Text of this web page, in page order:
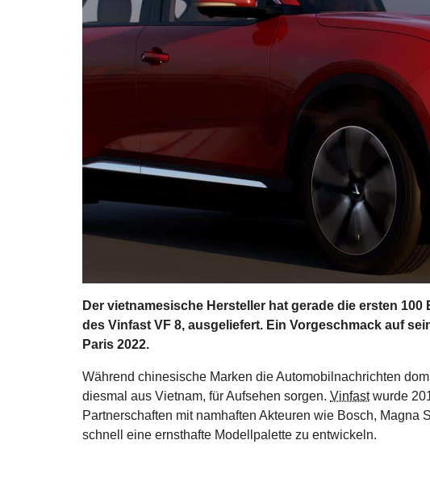
Der vietnamesische Hersteller hat gerade die ersten
des Vinfast VF 8, ausgeliefert. Ein Vorgeschmack auf
Paris 2022.
Während chinesische Marken die Automobilnachrichten
diesmal aus Vietnam, für Aufsehen sorgen. Vinfastwurde
Partnerschaften mit namhaften Akteuren wie Bosch, Magna
schnell eine ernsthafte Modellpalette zu entwickeln.